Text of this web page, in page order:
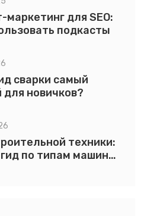
маркетинг для SEO:
подкасты
сварки самый
для новичков?
техники:
по типам машин